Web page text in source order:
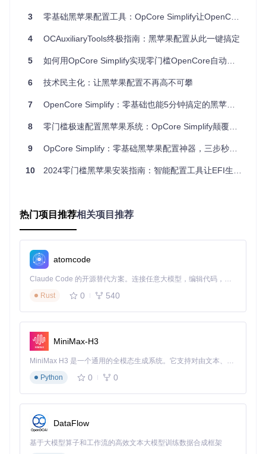
硬件适配红绿灯：一眼看穿兼容性
配置黑苹果最让人头疼的就是硬件兼容性问题。OpCore Simp
各组件状态：绿色表示完美支持，黄色需要额外补丁，红色则
EFI生成工具：兼容性检测页面清晰显示CPU、显卡等硬件的
CPU兼容性
：Intel 1-15代酷睿/AMD Ryzen全系列处理器支
持状态
ware Report"按钮，30秒内即可获得完整的兼容性评估。
3分钟极速配置：三步完成黑苹果部署
式操作让新手也能轻松上手：
息；Linux/macOS用户需先在Windows环境生成报告再导入。
工具会自动验证报告完整性，确保后续配置准确无误。
黑苹果安装教程：硬件报告导入页面支持多种生成方式
黄色标记的组件，工具会推荐最佳解决方案，如替换不兼容的
无线网卡或调整BIOS设置。
3 零基础黑苹果配置工具：OpCore Simplify让OpenCore安装像搭积木一样简单
4 OCAuxiliaryTools终极指南：黑苹果配置从此一键搞定
5 如何用OpCore Simplify实现零门槛OpenCore自动配置？黑苹果新手的颠覆式解决方案
6 技术民主化：让黑苹果配置不再高不可攀
7 OpenCore Simplify：零基础也能5分钟搞定的黑苹果EFI配置神器
8 零门槛极速配置黑苹果系统：OpCore Simplify颠覆传统的极简方案
9 OpCore Simplify：零基础黑苹果配置神器，三步秒上手小白也能轻松搞定
10 2024零门槛黑苹果安装指南：智能配置工具让EFI生成从未如此简单
热门项目推荐相关项目推荐
atomcode
Claude Code 的开源替代方案。连接任意大模型，编辑代码，运行命令，自动验证 — 全自动执行。用 Rust 构建，极致性能。 ｜ An open-source alternative to Claude Code. Connect any LLM, edit code, run commands, and verify changes — autonomously. Built in Rust for speed. Get Started
Rust
0 540
MiniMax-H3
MiniMax H3 是一个通用的全模态生成系统。它支持对由文本、图像、视频和音频组成的多模态上下文进行统一理解，并能生成分辨率高达 2K、时长可达 15 秒的带原生立体声音频的视频。得益于面向任务泛化的系统设计，H3 在预训练阶段就已具备广泛的多模态上下文理解与生成能力，能够出色地执行复杂的多模态指令。
Python
0 0
DataFlow
基于大模型算子和工作流的高效文本大模型训练数据合成框架